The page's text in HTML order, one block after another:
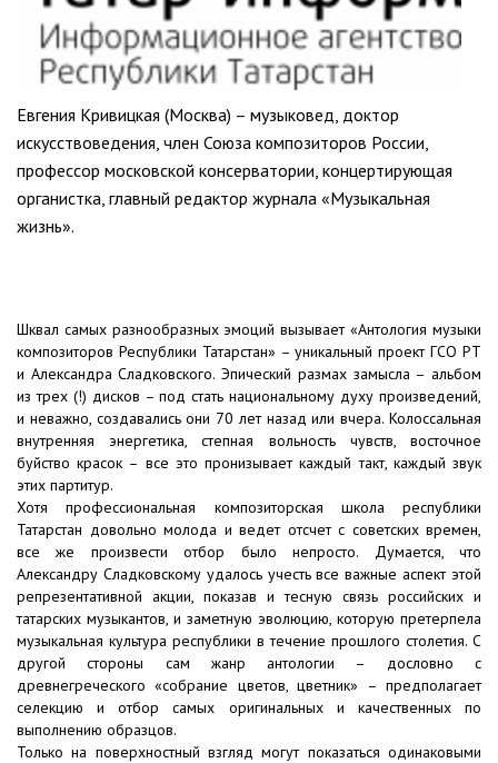
Евгения Кривицкая (Москва) – музыковед, доктор
искусствоведения, член Союза композиторов России,
профессор московской консерватории, концертирующая
органистка, главный редактор журнала «Музыкальная
жизнь».
Шквал самых разнообразных эмоций вызывает «Антология музыки
композиторов Республики Татарстан» – уникальный проект ГСО РТ
и Александра Сладковского. Эпический размах замысла – альбом
из трех (!) дисков – под стать национальному духу произведений,
и неважно, создавались они 70 лет назад или вчера. Колоссальная
внутренняя энергетика, степная вольность чувств, восточное
буйство красок – все это пронизывает каждый такт, каждый звук
этих партитур.
Хотя профессиональная композиторская школа республики
Татарстан довольно молода и ведет отсчет с советских времен,
все же произвести отбор было непросто. Думается, что
Александру Сладковскому удалось учесть все важные аспект этой
репрезентативной акции, показав и тесную связь российских и
татарских музыкантов, и заметную эволюцию, которую претерпела
музыкальная культура республики в течение прошлого столетия. С
другой стороны сам жанр антологии – дословно с
древнегреческого «собрание цветов, цветник» – предполагает
селекцию и отбор самых оригинальных и качественных по
выполнению образцов.
Только на поверхностный взгляд могут показаться одинаковыми